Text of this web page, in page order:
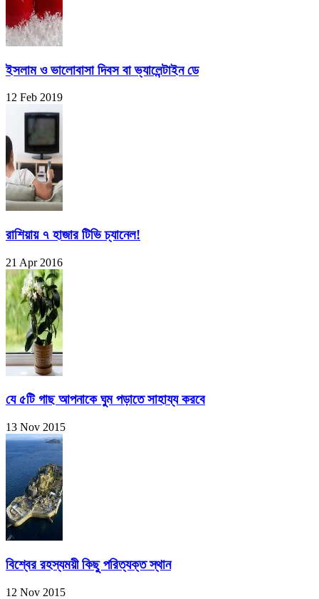
ইসলাম ও ভালোবাসা দিবস বা ভ্যালেন্টাইন ডে
12 Feb 2019
রাশিয়ায় ৭ হাজার টিভি চ্যানেল!
21 Apr 2016
যে ৫টি গাছ আপনাকে ঘুম পড়াতে সাহায্য করবে
13 Nov 2015
বিশ্বের রহস্যময়ী কিছু পরিত্যক্ত স্থান
12 Nov 2015